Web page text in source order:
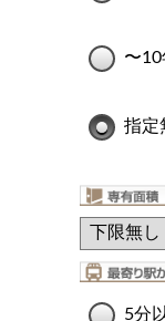
〜10
指定
5分